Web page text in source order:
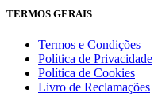
TERMOS GERAIS
Termos e Condições
Política de Privacidade
Política de Cookies
Livro de Reclamações